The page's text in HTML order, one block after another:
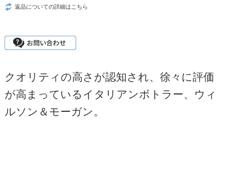
返品についての詳細はこちら
クオリティの高さが認知され、徐々に評価
が高まっているイタリアンボトラー、ウィ
ルソン＆モーガン。